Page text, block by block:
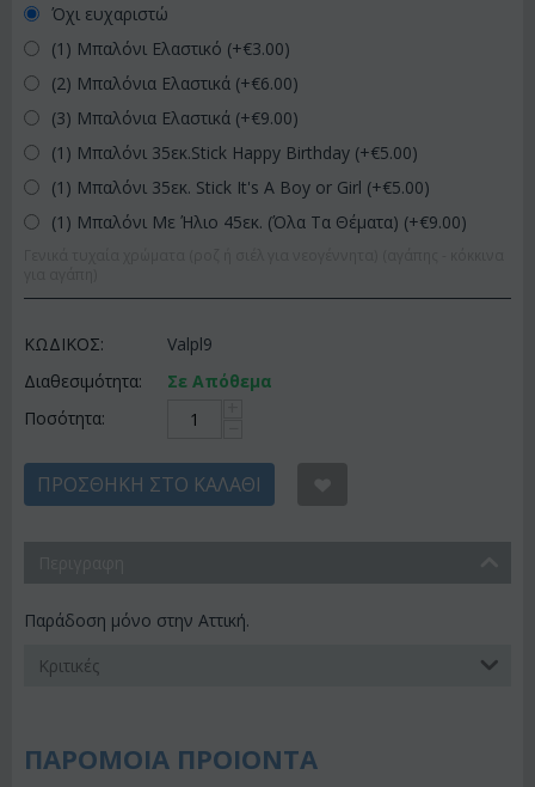
Όχι ευχαριστώ
(1) Μπαλόνι Ελαστικό (+€3.00)
(2) Μπαλόνια Ελαστικά (+€6.00)
(3) Μπαλόνια Ελαστικά (+€9.00)
(1) Μπαλόνι 35εκ.Stick Happy Birthday (+€5.00)
(1) Μπαλόνι 35εκ. Stick It's A Boy or Girl (+€5.00)
(1) Μπαλόνι Με Ήλιο 45εκ. (Όλα Τα Θέματα) (+€9.00)
ΚΩΔΙΚΟΣ:
Valpl9
Διαθεσιμότητα:
Σε Απόθεμα
Ποσότητα:
ΠΡΟΣΘΉΚΗ ΣΤΟ ΚΑΛΆΘΙ
Παράδοση μόνο στην Αττική.
Κριτικές
ΠΑΡΟΜΟΙΑ ΠΡΟΙΟΝΤΑ